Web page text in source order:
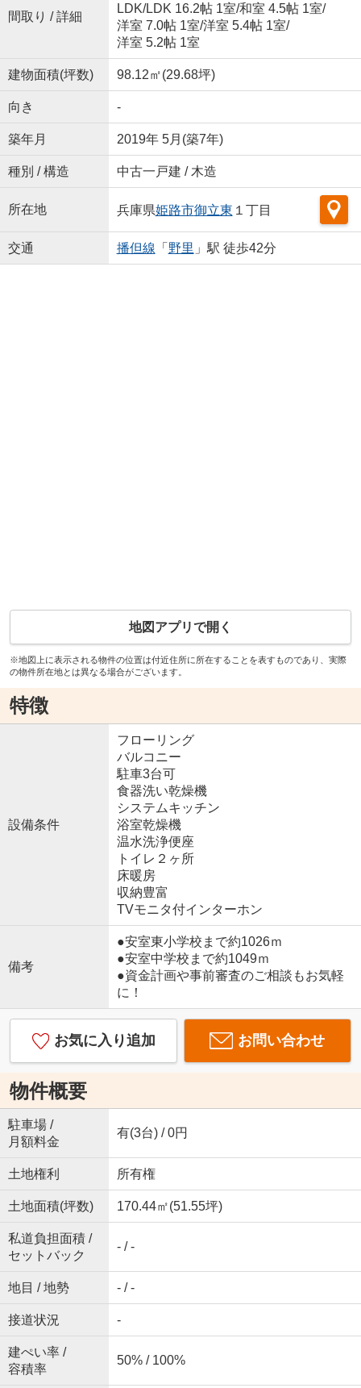
間取り / 詳細
LDK/LDK 16.2帖 1室/和室 4.5帖 1室/
洋室 7.0帖 1室/洋室 5.4帖 1室/
洋室 5.2帖 1室
建物面積(坪数) 98.12㎡(29.68坪)
向き -
築年月 2019年 5月(築7年)
種別 / 構造 中古一戸建 / 木造
所在地 兵庫県姫路市御立東 １丁目
交通 播但線 「 野里 」駅 徒歩42分
地図アプリで開く
※地図上に表示される物件の位置は付近住所に所在することを表すものであり、実際
の物件所在地とは異なる場合がございます。
特徴
設備条件
フローリング
バルコニー
駐車3台可
食器洗い乾燥機
システムキッチン
浴室乾燥機
温水洗浄便座
トイレ２ヶ所
床暖房
収納豊富
TVモニタ付インターホン
備考
●安室東小学校まで約1026ｍ
●安室中学校まで約1049ｍ
●資金計画や事前審査のご相談もお気軽
に！
お気に入り追加 お問い合わせ
物件概要
駐車場 /
月額料金
有(3台) / 0円
土地権利 所有権
土地面積(坪数) 170.44㎡(51.55坪)
私道負担面積 /
セットバック
- / -
地目 / 地勢 - / -
接道状況 -
建ぺい率 /
容積率
50% / 100%